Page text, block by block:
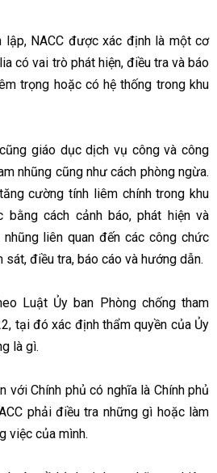
NACC được xác định là một cơ
có vai trò phát hiện, điều tra và báo
trọng hoặc có hệ thống trong khu
giáo dục dịch vụ công và công
nhũng cũng như cách phòng ngừa.
cường tính liêm chính trong khu
cách cảnh báo, phát hiện và
liên quan đến các công chức
điều tra, báo cáo và hướng dẫn.
Luật Ủy ban Phòng chống tham
tại đó xác định thẩm quyền của Ủy
là gì.
Chính phủ có nghĩa là Chính phủ
phải điều tra những gì hoặc làm
việc của mình.